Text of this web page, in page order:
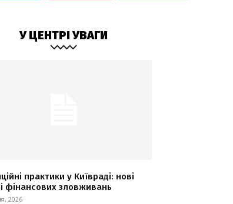
У ЦЕНТРІ УВАГИ
практики у Київраді: нові
фінансових зловживань
2026